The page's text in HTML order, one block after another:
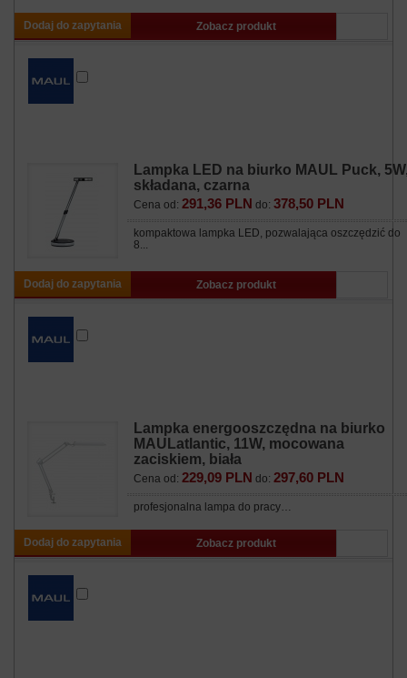
Dodaj do zapytania Zobacz produkt
Lampka LED na biurko MAUL Puck,
składana, czarna
Cena od: 291,36 PLN do: 378,50 PLN
kompaktowa lampka LED, pozwalająca oszczędzić do
8...
Dodaj do zapytania Zobacz produkt
Lampka energooszczędna na biurko
MAULatlantic, 11W, mocowana
zaciskiem, biała
Cena od: 229,09 PLN do: 297,60 PLN
profesjonalna lampa do pracy…
Dodaj do zapytania Zobacz produkt